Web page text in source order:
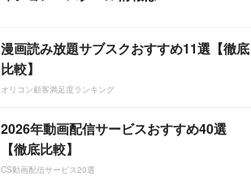
漫画読み放題サブスクおすすめ11選【徹底
比較】
オリコン顧客満足度ランキング
2026年動画配信サービスおすすめ40選
【徹底比較】
CS動画配信サービス20選